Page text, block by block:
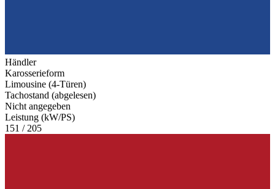
Händler
Karosserieform
Limousine (4-Türen)
Tachostand (abgelesen)
Nicht angegeben
Leistung (kW/PS)
151 / 205